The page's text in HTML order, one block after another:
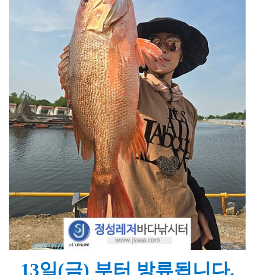
13일(금) 부터 방류됩니다.